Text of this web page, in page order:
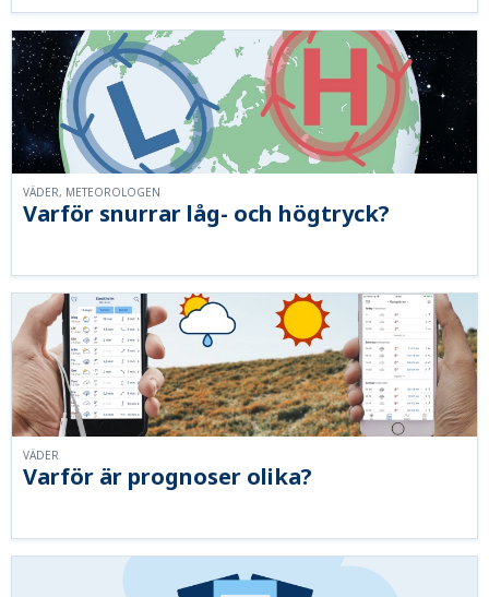
Varför snurrar låg- och högtryck?
VÄDER, METEOROLOGEN
Varför är prognoser olika?
VÄDER